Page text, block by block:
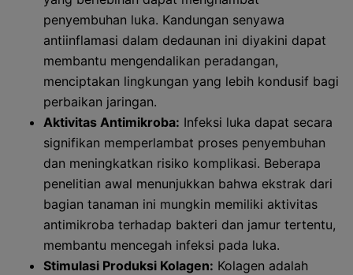
penyembuhan luka. Kandungan senyawa
antiinflamasi dalam dedaunan ini diyakini dapat
membantu mengendalikan peradangan,
menciptakan lingkungan yang lebih kondusif bagi
perbaikan jaringan.
Aktivitas Antimikroba: Infeksi luka dapat secara
signifikan memperlambat proses penyembuhan
dan meningkatkan risiko komplikasi. Beberapa
penelitian awal menunjukkan bahwa ekstrak dari
bagian tanaman ini mungkin memiliki aktivitas
antimikroba terhadap bakteri dan jamur tertentu,
membantu mencegah infeksi pada luka.
Stimulasi Produksi Kolagen: Kolagen adalah